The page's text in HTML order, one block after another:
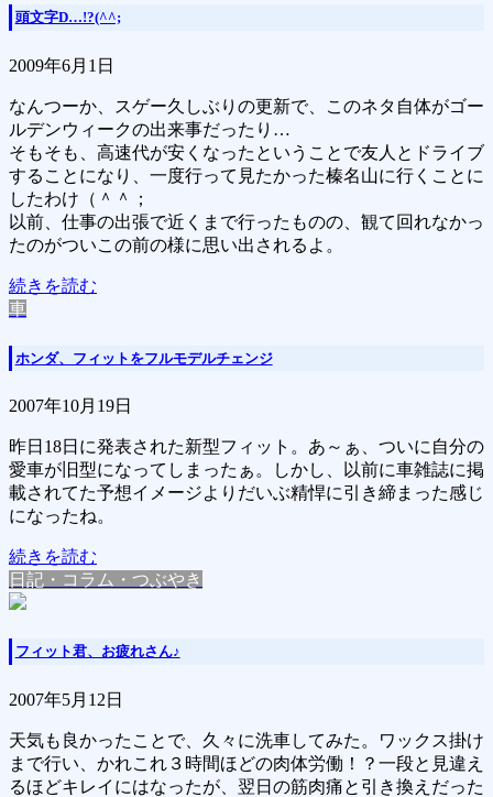
頭文字D…!?(^^;
2009年6月1日
なんつーか、スゲー久しぶりの更新で、このネタ自体がゴー
ルデンウィークの出来事だったり…
そもそも、高速代が安くなったということで友人とドライブ
することになり、一度行って見たかった榛名山に行くことに
したわけ（＾＾；
以前、仕事の出張で近くまで行ったものの、観て回れなかっ
たのがついこの前の様に思い出されるよ。
続きを読む
車
ホンダ、フィットをフルモデルチェンジ
2007年10月19日
昨日18日に発表された新型フィット。あ～ぁ、ついに自分の
愛車が旧型になってしまったぁ。しかし、以前に車雑誌に掲
載されてた予想イメージよりだいぶ精悍に引き締まった感じ
になったね。
続きを読む
日記・コラム・つぶやき
フィット君、お疲れさん♪
2007年5月12日
天気も良かったことで、久々に洗車してみた。ワックス掛け
まで行い、かれこれ３時間ほどの肉体労働！？一段と見違え
るほどキレイにはなったが、翌日の筋肉痛と引き換えだった